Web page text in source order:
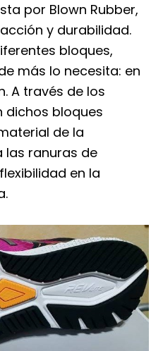
por Blown Rubber,
y durabilidad.
bloques,
más lo necesita: en
A través de los
dichos bloques
de la
las ranuras de
en la